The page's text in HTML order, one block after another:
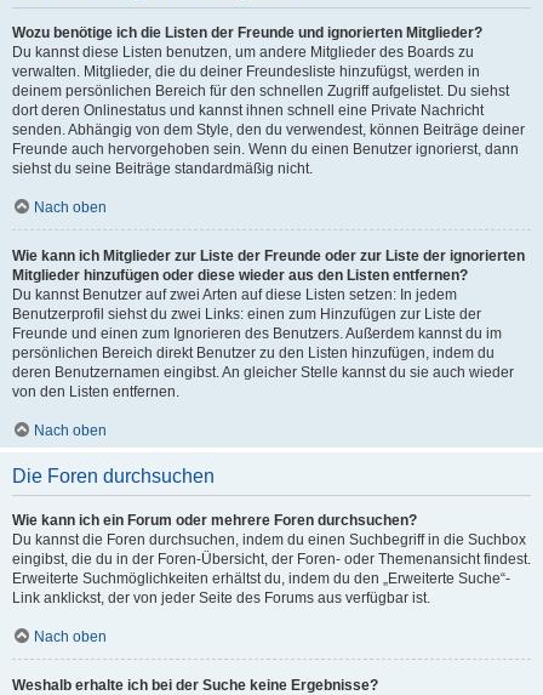
Wozu benötige ich die Listen der Freunde und ignorierten Mitglieder?
Du kannst diese Listen benutzen, um andere Mitglieder des Boards zu
verwalten. Mitglieder, die du deiner Freundesliste hinzufügst, werden in
deinem persönlichen Bereich für den schnellen Zugriff aufgelistet. Du siehst
dort deren Onlinestatus und kannst ihnen schnell eine Private Nachricht
senden. Abhängig von dem Style, den du verwendest, können Beiträge deiner
Freunde auch hervorgehoben sein. Wenn du einen Benutzer ignorierst, dann
siehst du seine Beiträge standardmäßig nicht.
Nach oben
Wie kann ich Mitglieder zur Liste der Freunde oder zur Liste der ignorierten
Mitglieder hinzufügen oder diese wieder aus den Listen entfernen?
Du kannst Benutzer auf zwei Arten auf diese Listen setzen: In jedem
Benutzerprofil siehst du zwei Links: einen zum Hinzufügen zur Liste der
Freunde und einen zum Ignorieren des Benutzers. Außerdem kannst du im
persönlichen Bereich direkt Benutzer zu den Listen hinzufügen, indem du
deren Benutzernamen eingibst. An gleicher Stelle kannst du sie auch wieder
von den Listen entfernen.
Nach oben
Die Foren durchsuchen
Wie kann ich ein Forum oder mehrere Foren durchsuchen?
Du kannst die Foren durchsuchen, indem du einen Suchbegriff in die Suchbox
eingibst, die du in der Foren-Übersicht, der Foren- oder Themenansicht findest.
Erweiterte Suchmöglichkeiten erhältst du, indem du den „Erweiterte Suche“-
Link anklickst, der von jeder Seite des Forums aus verfügbar ist.
Nach oben
Weshalb erhalte ich bei der Suche keine Ergebnisse?